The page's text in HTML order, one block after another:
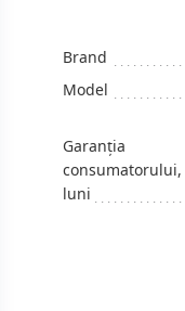
Brand
Model
Garanția
consumatorului,
luni